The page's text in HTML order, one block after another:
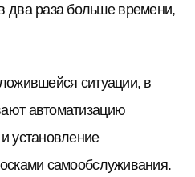
два раза больше времени,
ситуации, в
автоматизацию
установление
самообслуживания.